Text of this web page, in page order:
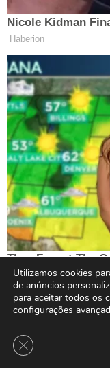
Utilizamos cookies
de anúncios
para aceitar todos os
configurações
Close GDPR Cookie